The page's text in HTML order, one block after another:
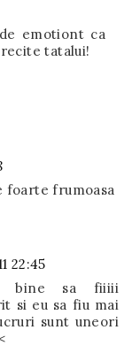
emotiont ca
tatalui!
foarte frumoasa
22:45
bine sa fiiiii
si eu sa fiu mai
sunt uneori